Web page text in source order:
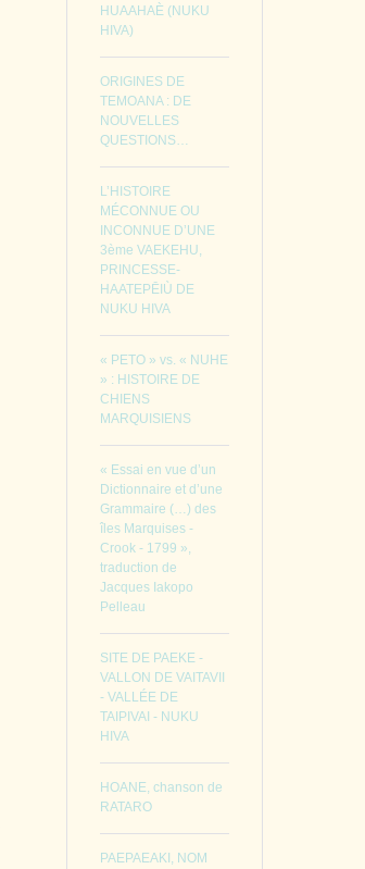
HUAAHAÈ (NUKU
HIVA)
ORIGINES DE
TEMOANA : DE
NOUVELLES
QUESTIONS…
L’HISTOIRE
MÉCONNUE OU
INCONNUE D’UNE
3ème VAEKEHU,
PRINCESSE-
HAATEPĒIÙ DE
NUKU HIVA
« PETO » vs. « NUHE
» : HISTOIRE DE
CHIENS
MARQUISIENS
« Essai en vue d’un
Dictionnaire et d’une
Grammaire (…) des
îles Marquises -
Crook - 1799 »,
traduction de
Jacques Iakopo
Pelleau
SITE DE PAEKE -
VALLON DE VAITAVII
- VALLÉE DE
TAIPIVAI - NUKU
HIVA
HOANE, chanson de
RATARO
PAEPAEAKI, NOM